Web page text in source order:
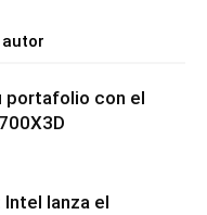
autor
portafolio con el
lanza el